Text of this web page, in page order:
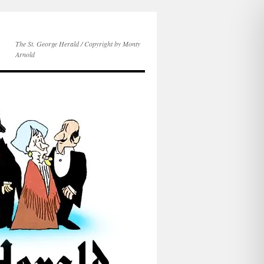
The St. George Herald / Copyright by Monty
Arnold